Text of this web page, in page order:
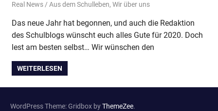
13. Januar 2020
Real News Aus dem Schulleben, Wir über uns
Das neue Jahr hat begonnen, und auch die Redaktion
des Schulblogs wünscht euch alles Gute für 2020. Doch
lest am besten selbst… Wir wünschen den
WEITERLESEN
WordPress Theme: Gridbox byThemeZee.